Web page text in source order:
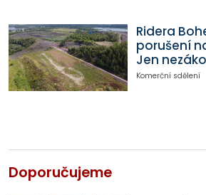
Ridera
porušení
Jen
Komerční sdělení
Doporučujeme